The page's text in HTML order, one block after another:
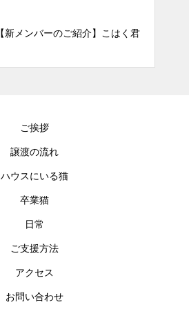
【新メンバーのご紹介】こはく君
ご挨拶
譲渡の流れ
ハウスにいる猫
卒業猫
日常
ご支援方法
アクセス
お問い合わせ